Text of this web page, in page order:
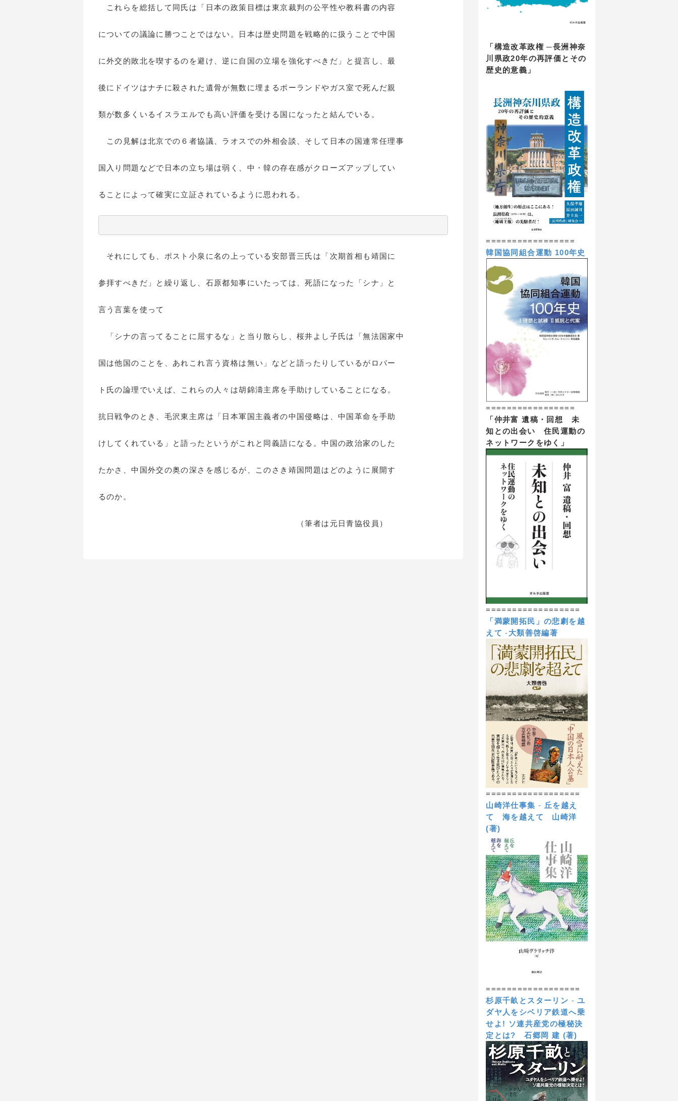
これらを総括して同氏は「日本の政策目標は東京裁判の公平性や教科書の内容
についての議論に勝つことではない。日本は歴史問題を戦略的に扱うことで中国
に外交的敗北を喫するのを避け、逆に自国の立場を強化すべきだ」と提言し、最
後にドイツはナチに殺された遺骨が無数に埋まるポーランドやガス室で死んだ親
類が数多くいるイスラエルでも高い評価を受ける国になったと結んでいる。
この見解は北京での６者協議、ラオスでの外相会談、そして日本の国連常任理事
国入り問題などで日本の立ち場は弱く、中・韓の存在感がクローズアップしてい
ることによって確実に立証されているように思われる。
それにしても、ポスト小泉に名の上っている安部晋三氏は「次期首相も靖国に
参拝すべきだ」と繰り返し、石原都知事にいたっては、死語になった「シナ」と
言う言葉を使って
「シナの言ってることに屈するな」と当り散らし、桜井よし子氏は「無法国家中
国は他国のことを、あれこれ言う資格は無い」などと語ったりしているがロバー
ト氏の論理でいえば、これらの人々は胡錦濤主席を手助けしていることになる。
抗日戦争のとき、毛沢東主席は「日本軍国主義者の中国侵略は、中国革命を手助
けしてくれている」と語ったというがこれと同義語になる。中国の政治家のした
たかさ、中国外交の奥の深さを感じるが、このさき靖国問題はどのように展開す
るのか。
（筆者は元日青協役員）
「構造改革政権 ─長洲神奈
川県政20年の再評価とその
歴史的意義」
=================
韓国協同組合運動 100年史
=================
「仲井富 遺稿・回想 未
知との出会い 住民運動の
ネットワークをゆく」
==================
「満蒙開拓民」の悲劇を越
えて -大類善啓編著
==================
山崎洋仕事集 - 丘を越え
て 海を越えて
山崎洋
(著)
==================
杉原千畝とスターリン -ユ
ダヤ人をシベリア鉄道へ乗
せよ! ソ連共産党の極秘決
定とは?
石郷岡 建 (著)